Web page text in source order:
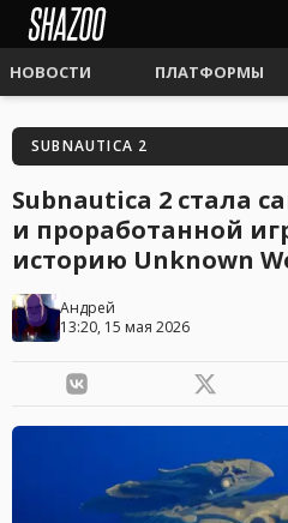
НОВОСТИ ПЛАТФОРМЫ
SUBNAUTICA 2
Subnautica 2 стала
и проработанной
историю Unknown
Андрей
13:20, 15 мая 2026